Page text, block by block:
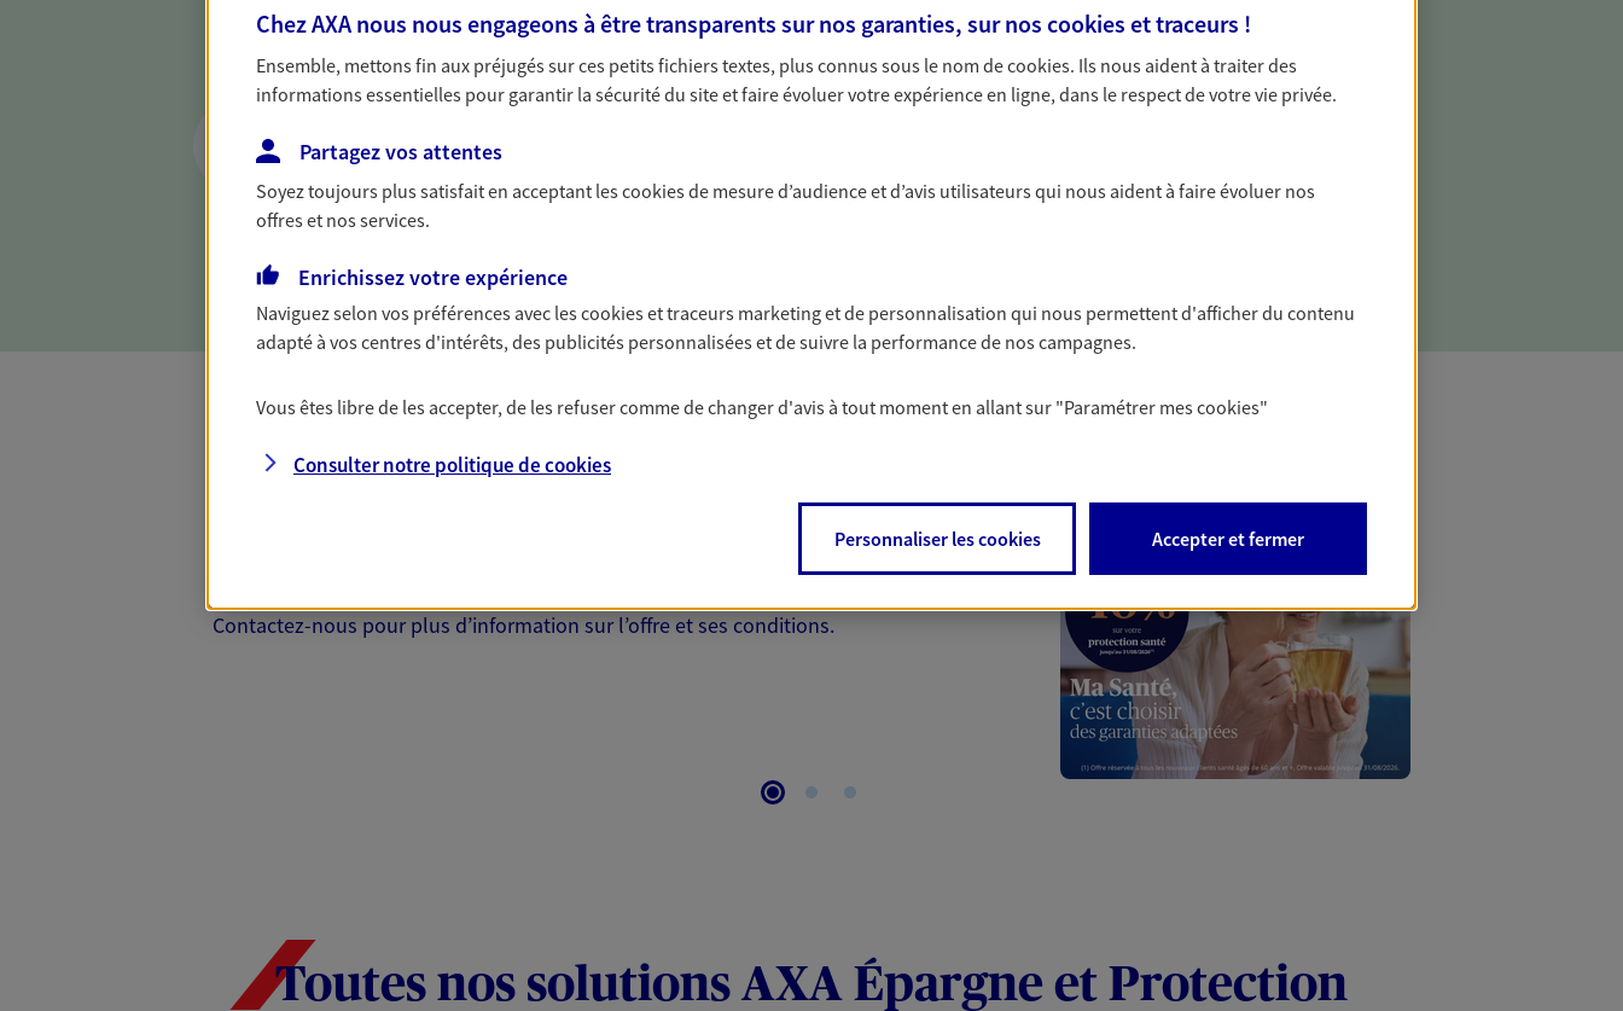
dresser un bilan complet de votre situation. Une analyse
solide pour vous formuler des conseils cohérents avec vos
besoins.
activité, mais aussi les risques liés à votre vie privée. Un seul
interlocuteur pour tous vos besoins, ça change tout.
Vous protéger et protéger vos proches
face aux aléas de la vie
Avec nos solutions de prévoyance, sécurisez vos ressources
et protégez vos proches en cas d'accident, d'invalidité,
Valoriser et transmettre votre
Préparez au mieux la transmission de votre patrimoine en
Complémentaire Santé
Et si préserver votre budget, c’était aussi prendre soin de votre santé ? Avec le contrat Ma
Contactez-nous pour plus d’information sur l’offre et ses conditions.
Toutes nos solutions AXA Épargne et Protection
Chez AXA nous nous engageons à être transparents sur nos garanties, sur nos cookies et traceurs !
Ensemble, mettons fin aux préjugés sur ces petits fichiers textes, plus connus sous le nom decookies. Ils nous aident à traiter des
informations essentielles pour garantir la sécurité du site et faire évoluer votre expérience en ligne, dans le respect de votre vie privée.
Partagez vos attentes
Soyez toujours plus satisfait en acceptant lescookiesde mesure d’audience et d’avis utilisateurs qui nous aident à faire évoluer nos
offres et nos services.
Enrichissez votre expérience
Naviguez selon vos préférences avec lescookies et traceurs marketing et de personnalisation qui nous permettent d'afficher du contenu
adapté à vos centres d'intérêts, des publicités personnalisées et de suivre la performance de nos campagnes.
Vous êtes libre de les accepter, de les refuser comme de changer d'avis à tout moment en allant sur "Paramétrer mescookies"
Consulter notre politique decookies
Personnaliser les cookies Accepter et fermer